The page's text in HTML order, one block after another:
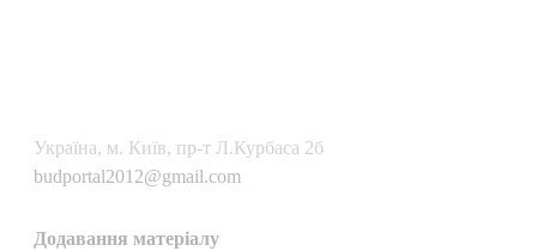
Українa, м. Київ, пр-т Л.Курбаса 2б
budportal2012@gmail.com
Додавання матеріалу